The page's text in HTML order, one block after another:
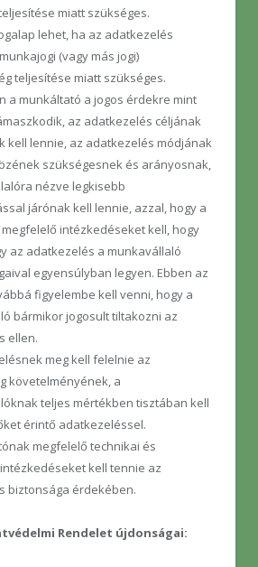
miatt szükséges.
lehet, ha az adatkezelés
(vagy más jogi)
teljesítése miatt szükséges.
a munkáltató a jogos érdekre mint
az adatkezelés céljának
kell lennie, az adatkezelés módjának
szükségesnek és arányosnak,
nézve legkisebb
járónak kell lennie, azzal, hogy a
intézkedéseket kell, hogy
az adatkezelés a munkavállaló
egyensúlyban legyen. Ebben az
figyelembe kell venni, hogy a
bármikor jogosult tiltakozni az
ellen.
meg kell felelnie az
követelményének, a
teljes mértékben tisztában kell
érintő adatkezeléssel.
megfelelő technikai és
kell tennie az
biztonsága érdekében.
Rendelet újdonságai: